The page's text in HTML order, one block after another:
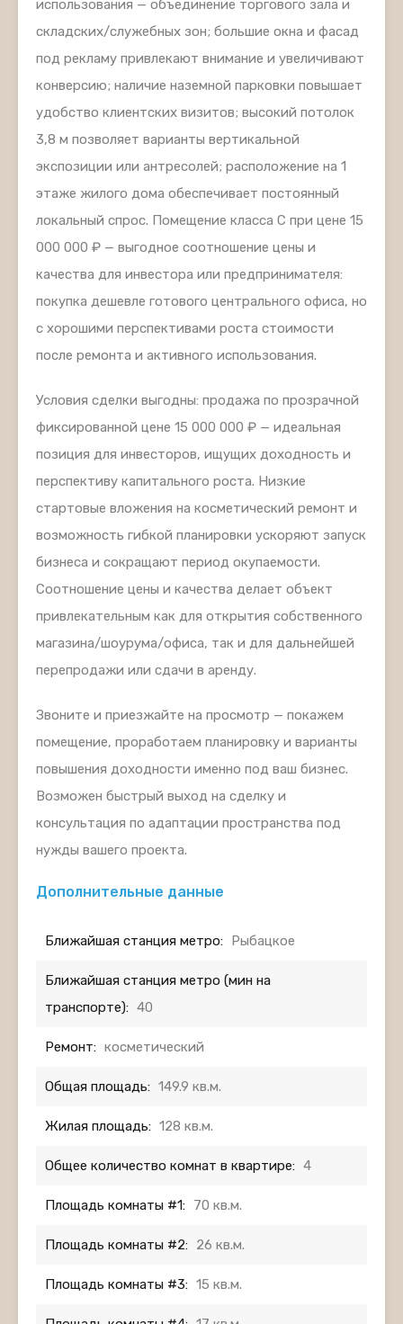
использования — объединение торгового зала и
складских/служебных зон; большие окна и фасад
под рекламу привлекают внимание и увеличивают
конверсию; наличие наземной парковки повышает
удобство клиентских визитов; высокий потолок
3,8 м позволяет варианты вертикальной
экспозиции или антресолей; расположение на 1
этаже жилого дома обеспечивает постоянный
локальный спрос. Помещение класса C при цене 15
000 000 ₽ — выгодное соотношение цены и
качества для инвестора или предпринимателя:
покупка дешевле готового центрального офиса, но
с хорошими перспективами роста стоимости
после ремонта и активного использования.
Условия сделки выгодны: продажа по прозрачной
фиксированной цене 15 000 000 ₽ — идеальная
позиция для инвесторов, ищущих доходность и
перспективу капитального роста. Низкие
стартовые вложения на косметический ремонт и
возможность гибкой планировки ускоряют запуск
бизнеса и сокращают период окупаемости.
Соотношение цены и качества делает объект
привлекательным как для открытия собственного
магазина/шоурума/офиса, так и для дальнейшей
перепродажи или сдачи в аренду.
Звоните и приезжайте на просмотр — покажем
помещение, проработаем планировку и варианты
повышения доходности именно под ваш бизнес.
Возможен быстрый выход на сделку и
консультация по адаптации пространства под
нужды вашего проекта.
Дополнительные данные
Ближайшая станция метро: Рыбацкое
Ближайшая станция метро (мин на
транспорте): 40
Ремонт: косметический
Общая площадь: 149.9 кв.м.
Жилая площадь: 128 кв.м.
Общее количество комнат в квартире: 4
Площадь комнаты #1: 70 кв.м.
Площадь комнаты #2: 26 кв.м.
Площадь комнаты #3: 15 кв.м.